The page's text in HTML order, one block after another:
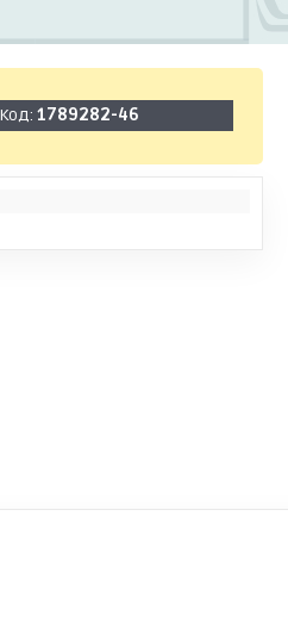
Код:1789282-46